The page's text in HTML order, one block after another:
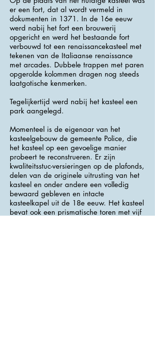
er een fort, dat al wordt vermeld in
dokumenten in 1371. In de 16e eeuw
werd nabij het fort een brouwerij
opgericht en werd het bestaande fort
verbouwd tot een renaissancekasteel met
tekenen van de Italiaanse renaissance
met arcades. Dubbele trappen met paren
opgerolde kolommen dragen nog steeds
laatgotische kenmerken.
Tegelijkertijd werd nabij het kasteel een
park aangelegd.
Momenteel is de eigenaar van het
kasteelgebouw de gemeente Police, die
het kasteel op een gevoelige manier
probeert te reconstrueren. Er zijn
kwaliteitsstuc-versieringen op de plafonds,
delen van de originele uitrusting van het
kasteel en onder andere een volledig
bewaard gebleven en intacte
kasteelkapel uit de 18e eeuw. Het kasteel
bevat ook een prismatische toren met vijf